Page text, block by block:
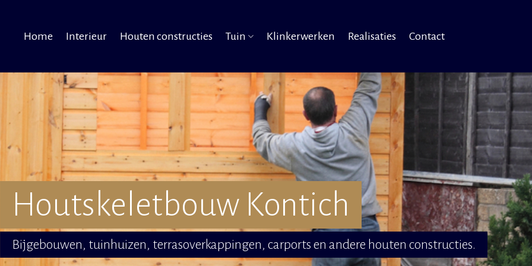
Home Interieur Houten constructies Tuin Klinkerwerken Realisaties Contact
Houtskeletbouw Kontich
Bijgebouwen, tuinhuizen, terrasoverkappingen, carports en andere houten constructies.